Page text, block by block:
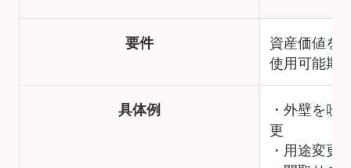
要件
資産価値を
使用可能期
具体例
・外壁を吹
更
・用途変更